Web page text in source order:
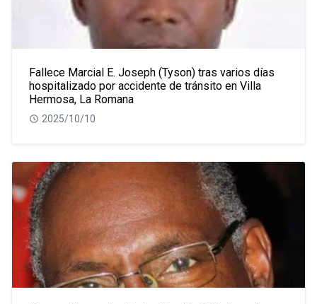
Fallece Marcial E. Joseph (Tyson) tras varios días
hospitalizado por accidente de tránsito en Villa
Hermosa, La Romana
2025/10/10